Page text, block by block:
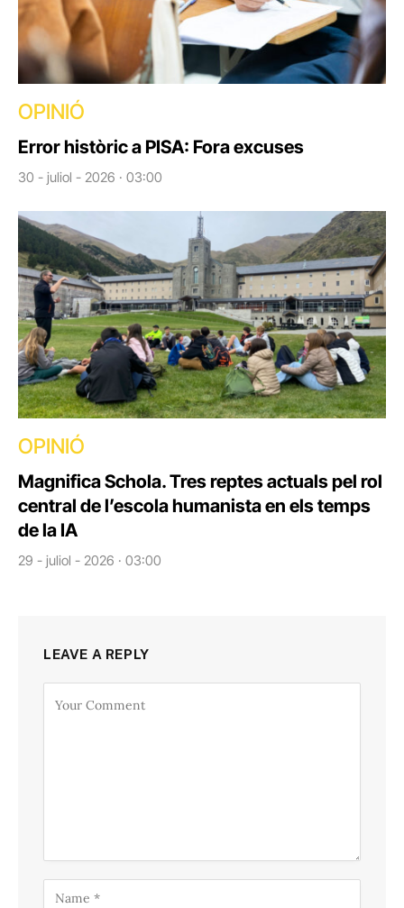
OPINIÓ
Error històric a PISA: Fora excuses
30 - juliol - 2026 · 03:00
OPINIÓ
Magnifica Schola. Tres reptes actuals pel rol
central de l’escola humanista en els temps
de la IA
29 - juliol - 2026 · 03:00
LEAVE A REPLY